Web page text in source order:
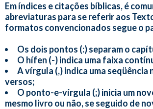
Em índices e citações bíblicas, é
abreviaturas para se referir aos
formatos convencionados segue o
Os dois pontos (:) separam o
O hífen (-) indica uma faixa
A vírgula (,) indica uma seqüência
versos;
O ponto-e-vírgula (;) inicia um
mesmo livro ou não, se seguido de